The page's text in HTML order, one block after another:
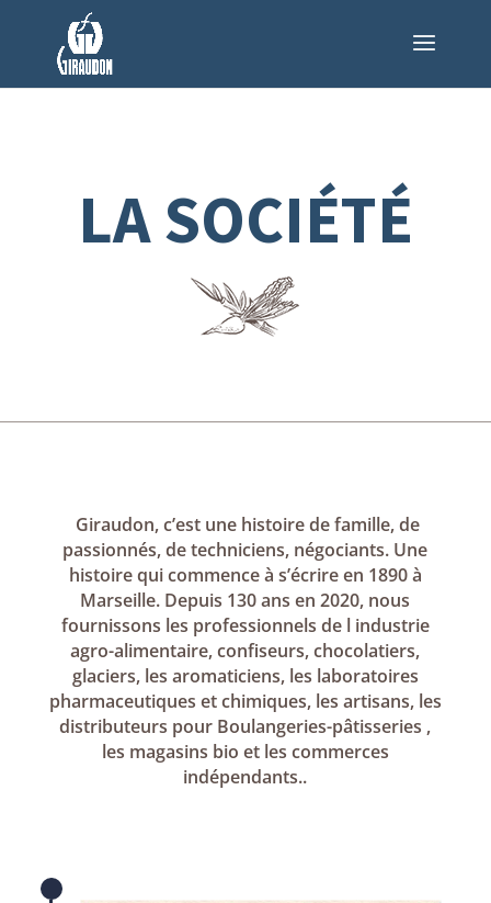
LA SOCIÉTÉ
Giraudon, c’est une histoire de famille, de
passionnés, de techniciens, négociants. Une
histoire qui commence à s’écrire en 1890 à
Marseille. Depuis 130 ans en 2020, nous
fournissons les professionnels de l industrie
agro-alimentaire, confiseurs, chocolatiers,
glaciers, les aromaticiens, les laboratoires
pharmaceutiques et chimiques, les artisans, les
distributeurs pour Boulangeries-pâtisseries ,
les magasins bio et les commerces
indépendants..